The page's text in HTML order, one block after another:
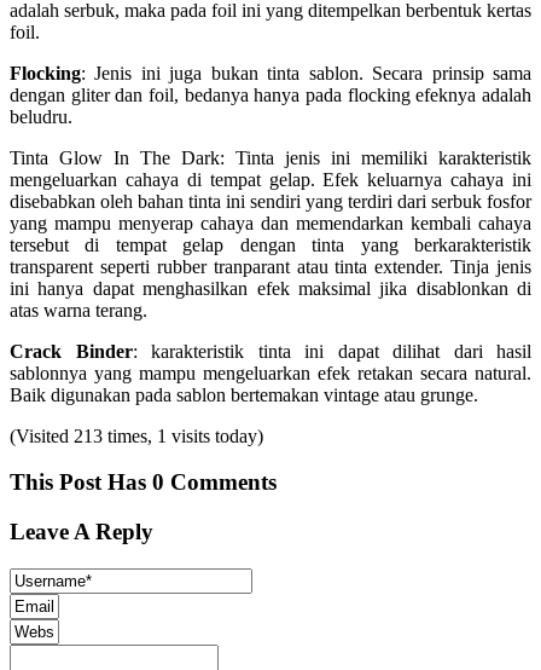
adalah serbuk, maka pada foil ini yang ditempelkan berbentuk kertas
foil.
Flocking: Jenis ini juga bukan tinta sablon. Secara prinsip sama
dengan gliter dan foil, bedanya hanya pada flocking efeknya adalah
beludru.
Tinta Glow In The Dark: Tinta jenis ini memiliki karakteristik
mengeluarkan cahaya di tempat gelap. Efek keluarnya cahaya ini
disebabkan oleh bahan tinta ini sendiri yang terdiri dari serbuk fosfor
yang mampu menyerap cahaya dan memendarkan kembali cahaya
tersebut di tempat gelap dengan tinta yang berkarakteristik
transparent seperti rubber tranparant atau tinta extender. Tinja jenis
ini hanya dapat menghasilkan efek maksimal jika disablonkan di
atas warna terang.
Crack Binder: karakteristik tinta ini dapat dilihat dari hasil
sablonnya yang mampu mengeluarkan efek retakan secara natural.
Baik digunakan pada sablon bertemakan vintage atau grunge.
(Visited 213 times, 1 visits today)
This Post Has 0 Comments
Leave A Reply